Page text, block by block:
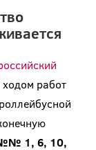
работ
1, 6, 10,